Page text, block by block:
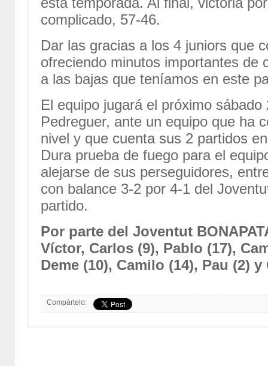
complicado, 57-46.
Dar las gracias a los 4 juniors que
ofreciendo minutos importantes de
a las bajas que teníamos en este
El equipo jugará el próximo
Pedreguer, ante un equipo que ha
nivel y que cuenta sus 2 partidos
Dura prueba de fuego para el
alejarse de sus perseguidores,
con balance 3-2 por 4-1 del
partido.
Por parte del Joventut
Víctor, Carlos (9), Pablo (17),
Deme (10), Camilo (14), Pau (2)
Compártelo: